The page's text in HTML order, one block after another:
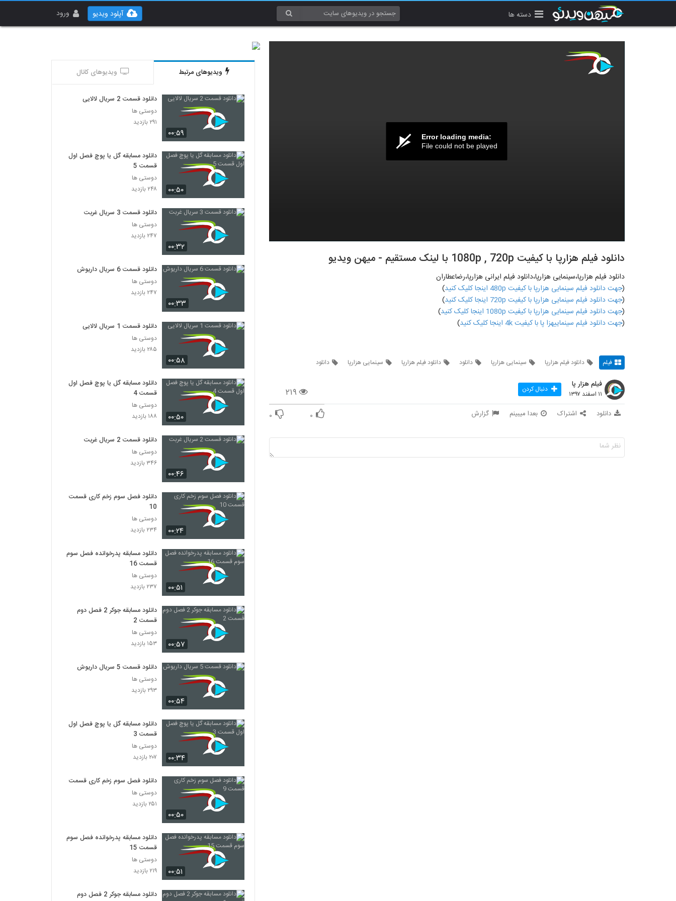
دسته ها ورود آپلود ویدیو
Error loading media:
File could not be played
دانلود فیلم هزارپا با کیفیت 1080p , 720p با لینک مستقیم - میهن ویدیو
دانلود فیلم هزارپا،سینمایی هزارپا،دانلود فیلم ایرانی هزارپا،رضاعطاران
(جهت دانلود فیلم سینمایی هزارپا با کیفیت 480p اینجا کلیک کنید
)
(جهت دانلود فیلم سینمایی هزارپا با کیفیت 720p اینجا کلیک کنید
)
(جهت دانلود فیلم سینمایی هزارپا با کیفیت 1080p اینجا کلیک کنید
)
(جهت دانلود فیلم سینماییهزا پا با کیفیت 4k اینجا کلیک کنید )
فیلم دانلود فیلم هزارپا سینمایی هزارپا دانلود دانلود فیلم هزارپا سینمایی هزارپا دانلود
۲۱۹
فیلم هزار پا
۱۱ اسفند ۱۳۹۷ دنبال کردن
دانلود اشتراک بعدا میبینم گزارش ۰ ۰
ویدیوهای مرتبط ویدیوهای کانال
۰۰:۵۹
دانلود قسمت 2 سریال لالایی
دوستی ها
۲۹۱ بازدید
۰۰:۵۰
دانلود مسابقه گل یا پوچ فصل اول
قسمت 5
دوستی ها
۲۴۸ بازدید
۰۰:۳۲
دانلود قسمت 3 سریال غربت
دوستی ها
۲۴۷ بازدید
۰۰:۳۳
دانلود قسمت 6 سریال داریوش
دوستی ها
۲۴۷ بازدید
۰۰:۵۸
دانلود قسمت 1 سریال لالایی
دوستی ها
۲۸۵ بازدید
۰۰:۵۰
دانلود مسابقه گل یا پوچ فصل اول
قسمت 4
دوستی ها
۱۸۸ بازدید
۰۰:۴۶
دانلود قسمت 2 سریال غربت
دوستی ها
۳۴۶ بازدید
۰۰:۲۴
دانلود فصل سوم زخم کاری قسمت
10
دوستی ها
۲۳۴ بازدید
۰۰:۵۱
دانلود مسابقه پدرخوانده فصل سوم
قسمت 16
دوستی ها
۲۳۷ بازدید
۰۰:۵۷
دانلود مسابقه جوکر 2 فصل دوم
قسمت 2
دوستی ها
۱۵۳ بازدید
۰۰:۵۴
دانلود قسمت 5 سریال داریوش
دوستی ها
۲۹۳ بازدید
۰۰:۳۴
دانلود مسابقه گل یا پوچ فصل اول
قسمت 3
دوستی ها
۲۰۷ بازدید
۰۰:۵۰
دانلود فصل سوم زخم کاری قسمت 9
دوستی ها
۲۵۱ بازدید
۰۰:۵۱
دانلود مسابقه پدرخوانده فصل سوم
قسمت 15
دوستی ها
۲۱۹ بازدید
دانلود مسابقه جوکر 2 فصل دوم